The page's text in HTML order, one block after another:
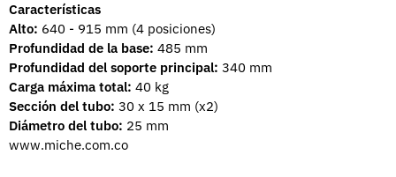
Características
Alto: 640 - 915 mm (4 posiciones)
Profundidad de la base: 485 mm
Profundidad del soporte principal: 340 mm
Carga máxima total: 40 kg
Sección del tubo: 30 x 15 mm (x2)
Diámetro del tubo: 25 mm
www.miche.com.co